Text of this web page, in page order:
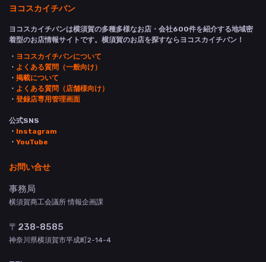
ヨコスカイチバン
ヨコスカイチバンは横須賀の多種多様なお店・会社600件を紹介する地域密
着型のお店情報サイトです。横須賀のお店を探すならヨコスカイチバン！
・ ヨコスカイチバンについて
・ よくある質問（一般向け）
・ 掲載について
・ よくある質問（店舗様向け）
・ 登録店専用管理画面
公式SNS
・ Instagram
・ YouTube
お問い合せ
事務局
横須賀商工会議所 情報企画課
〒238-8585
神奈川県横須賀市平成町2-14-4